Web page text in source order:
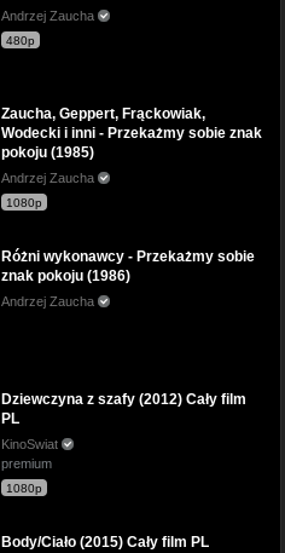
Andrzej Zaucha
480p
Zaucha, Geppert, Frąckowiak,
Wodecki i inni - Przekażmy sobie znak
pokoju (1985)
Andrzej Zaucha
1080p
Różni wykonawcy - Przekażmy sobie
znak pokoju (1986)
Andrzej Zaucha
Dziewczyna z szafy (2012) Cały film
PL
KinoSwiat
premium
1080p
Body/Ciało (2015) Cały film PL